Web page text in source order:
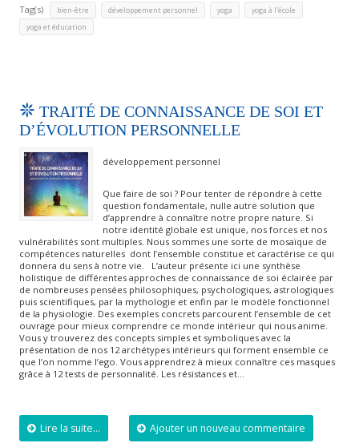
Tag(s) bien-être développement personnel yoga yoga à l'école
yoga et éducation
TRAITÉ DE CONNAISSANCE DE SOI ET
D’ÉVOLUTION PERSONNELLE
développement personnel
Que faire de soi ? Pour tenter de répondre à cette
question fondamentale, nulle autre solution que
d’apprendre à connaître notre propre nature. Si
notre identité globale est unique, nos forces et nos
vulnérabilités sont multiples. Nous sommes une sorte de mosaïque de
compétences naturelles dont l’ensemble constitue et caractérise ce qui
donnera du sens à notre vie. L’auteur présente ici une synthèse
holistique de différentes approches de connaissance de soi éclairée par
de nombreuses pensées philosophiques, psychologiques, astrologiques
puis scientifiques, par la mythologie et enfin par le modèle fonctionnel
de la physiologie. Des exemples concrets parcourent l’ensemble de cet
ouvrage pour mieux comprendre ce monde intérieur qui nous anime.
Vous y trouverez des concepts simples et symboliques avec la
présentation de nos 12 archétypes intérieurs qui forment ensemble ce
que l’on nomme l’ego. Vous apprendrez à mieux connaître ces masques
grâce à 12 tests de personnalité. Les résistances et…
Lire la suite... Ajouter un nouveau commentaire